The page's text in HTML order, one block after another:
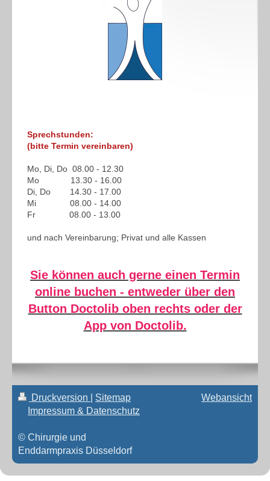
Sprechstunden:
(bitte Termin vereinbaren)
Mo, Di, Do 08.00 - 12.30
Mo 13.30 - 16.00
Di, Do 14.30 - 17.00
Mi 08.00 - 14.00
Fr 08.00 - 13.00
und nach Vereinbarung; Privat und alle Kassen
Sie können auch gerne einen Termin
online buchen - entweder über den
Button Doctolib oben rechts oder der
App von Doctolib.
Druckversion
Sitemap
Impressum & Datenschutz
© Chirurgie und
Enddarmpraxis Düsseldorf
Webansicht